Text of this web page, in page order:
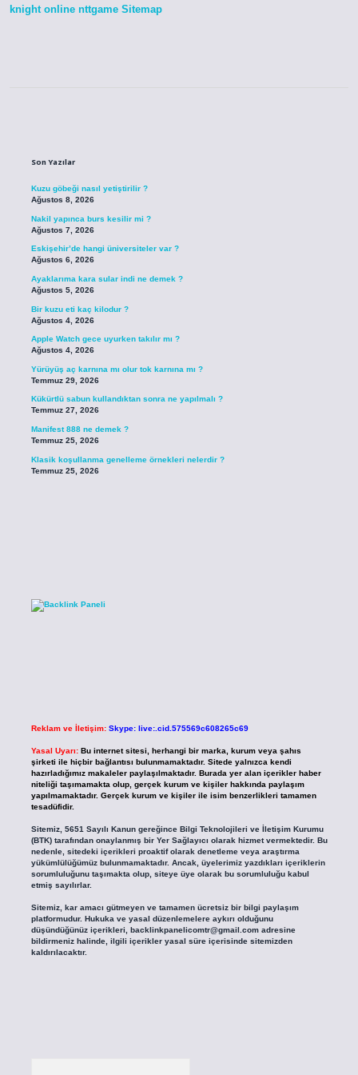
knight online nttgame Sitemap
Son Yazılar
Kuzu göbeği nasıl yetiştirilir ?
Ağustos 8, 2026
Nakil yapınca burs kesilir mi ?
Ağustos 7, 2026
Eskişehir’de hangi üniversiteler var ?
Ağustos 6, 2026
Ayaklarıma kara sular indi ne demek ?
Ağustos 5, 2026
Bir kuzu eti kaç kilodur ?
Ağustos 4, 2026
Apple Watch gece uyurken takılır mı ?
Ağustos 4, 2026
Yürüyüş aç karnına mı olur tok karnına mı ?
Temmuz 29, 2026
Kükürtlü sabun kullandıktan sonra ne yapılmalı ?
Temmuz 27, 2026
Manifest 888 ne demek ?
Temmuz 25, 2026
Klasik koşullanma genelleme örnekleri nelerdir ?
Temmuz 25, 2026
Reklam ve İletişim: Skype: live:.cid.575569c608265c69
Yasal Uyarı: Bu internet sitesi, herhangi bir marka, kurum veya şahıs
şirketi ile hiçbir bağlantısı bulunmamaktadır. Sitede yalnızca kendi
hazırladığımız makaleler paylaşılmaktadır. Burada yer alan içerikler haber
niteliği taşımamakta olup, gerçek kurum ve kişiler hakkında paylaşım
yapılmamaktadır. Gerçek kurum ve kişiler ile isim benzerlikleri tamamen
tesadüfidir.
Sitemiz, 5651 Sayılı Kanun gereğince Bilgi Teknolojileri ve İletişim Kurumu
(BTK) tarafından onaylanmış bir Yer Sağlayıcı olarak hizmet vermektedir. Bu
nedenle, sitedeki içerikleri proaktif olarak denetleme veya araştırma
yükümlülüğümüz bulunmamaktadır. Ancak, üyelerimiz yazdıkları içeriklerin
sorumluluğunu taşımakta olup, siteye üye olarak bu sorumluluğu kabul
etmiş sayılırlar.
Sitemiz, kar amacı gütmeyen ve tamamen ücretsiz bir bilgi paylaşım
platformudur. Hukuka ve yasal düzenlemelere aykırı olduğunu
düşündüğünüz içerikleri, backlinkpanelicomtr@gmail.comadresine
bildirmeniz halinde, ilgili içerikler yasal süre içerisinde sitemizden
kaldırılacaktır.